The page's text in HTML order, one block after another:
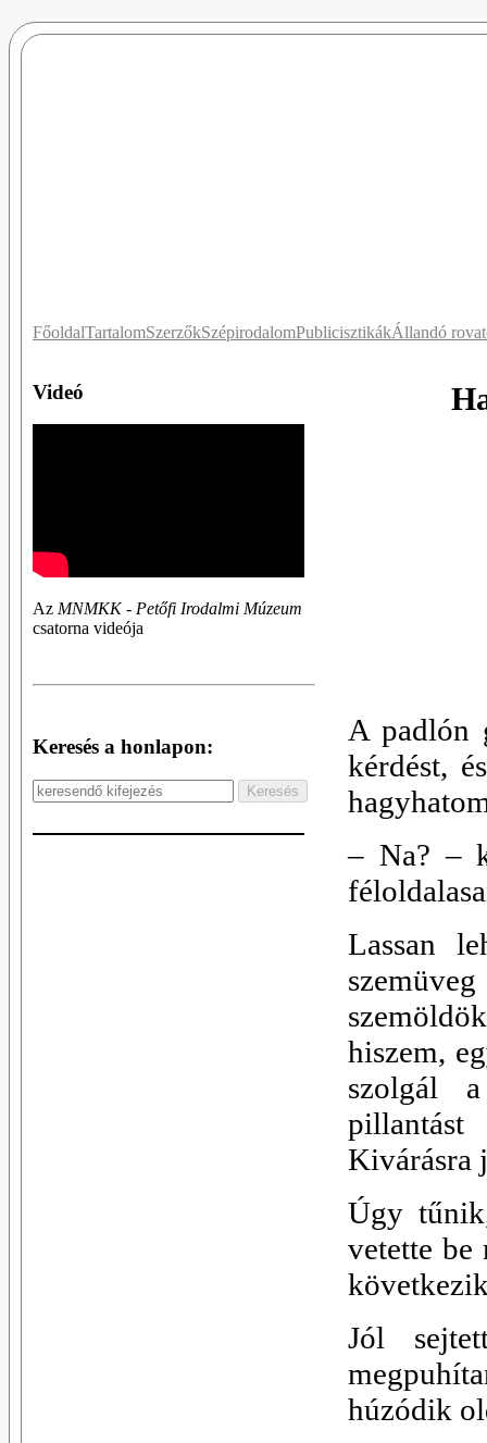
FőoldalTartalomSzerzőkSzépirodalomPublicisztikákÁllandó
Videó
Az MNMKK - Petőfi Irodalmi Múzeum
csatorna videója
Keresés a honlapon:
A padlón
kérdést,
– Na? –
Lassan
hiszem,
szolgál
pillantást
Kivárásra
Úgy
vetette
Jól
húzódik